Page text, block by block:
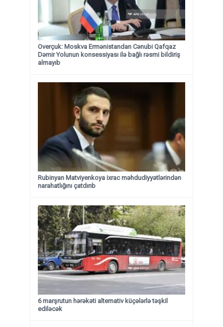
Overçuk: Moskva Ermənistandan Cənubi Qafqaz
Dəmir Yolunun konsessiyası ilə bağlı rəsmi bildiriş
almayıb
Rubinyan Matviyenkoya ixrac məhdudiyyətlərindən
narahatlığını çatdırıb
6 marşrutun hərəkəti alternativ küçələrlə təşkil
ediləcək